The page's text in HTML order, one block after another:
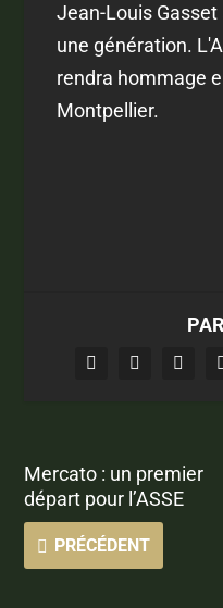
Jean-Louis
une génération.
rendra hommage
Montpellier.
Mercato : un premier
départ pour l’ASSE
PRÉCÉDENT